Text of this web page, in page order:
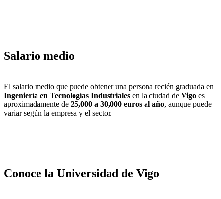
Salario medio
El salario medio que puede obtener una persona recién graduada en
Ingeniería en Tecnologías Industriales en la ciudad de Vigo es
aproximadamente de 25,000 a 30,000 euros al año, aunque puede
variar según la empresa y el sector.
Conoce la Universidad de Vigo